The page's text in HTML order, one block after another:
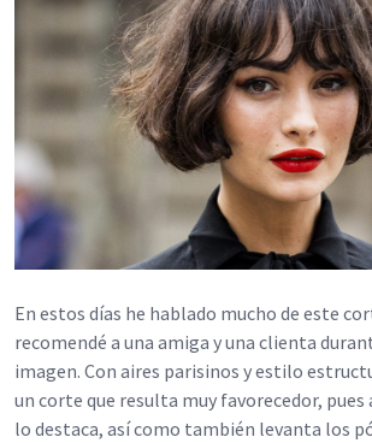
En estos días he hablado mucho de este
recomendé a una amiga y una clienta
imagen. Con aires parisinos y estilo
un corte que resulta muy favorecedor,
lo destaca, así como también levanta los